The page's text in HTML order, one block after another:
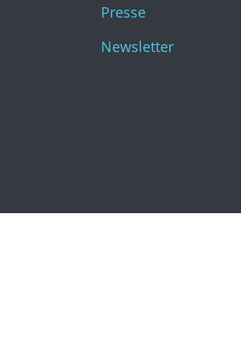
KatharinenruinePresse
Newsletter